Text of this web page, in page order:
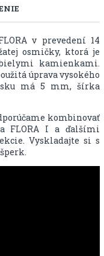
v prevedení 14
osmičky, ktorá je
kamienkami.
úprava vysokého
má 5 mm, šírka
kombinovať
FLORA I a ďalšími
Vyskladajte si s